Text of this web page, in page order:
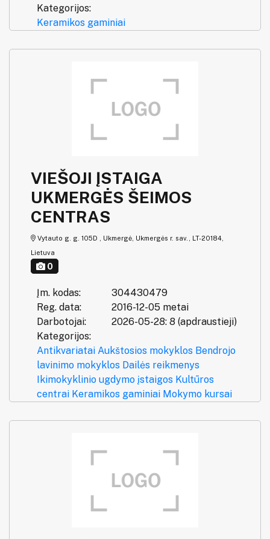
Kategorijos:
Keramikos gaminiai
VIEŠOJI ĮSTAIGA
UKMERGĖS ŠEIMOS
CENTRAS
Vytauto g. g. 105D , Ukmergė, Ukmergės r. sav., LT-20184,
Lietuva
0
Įm. kodas:
304430479
Reg. data:
2016-12-05 metai
Darbotojai:
2026-05-28: 8 (apdraustieji)
Kategorijos:
Antikvariatai Aukštosios mokyklos Bendrojo
lavinimo mokyklos Dailės reikmenys
Ikimokyklinio ugdymo įstaigos Kultūros
centrai Keramikos gaminiai Mokymo kursai